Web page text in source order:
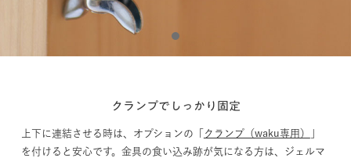
クランプでしっかり固定
上下に連結させる時は、オプションの「 クランプ（waku専用）
を付けると安心です。金具の食い込み跡が気になる方は、ジェルマ
1